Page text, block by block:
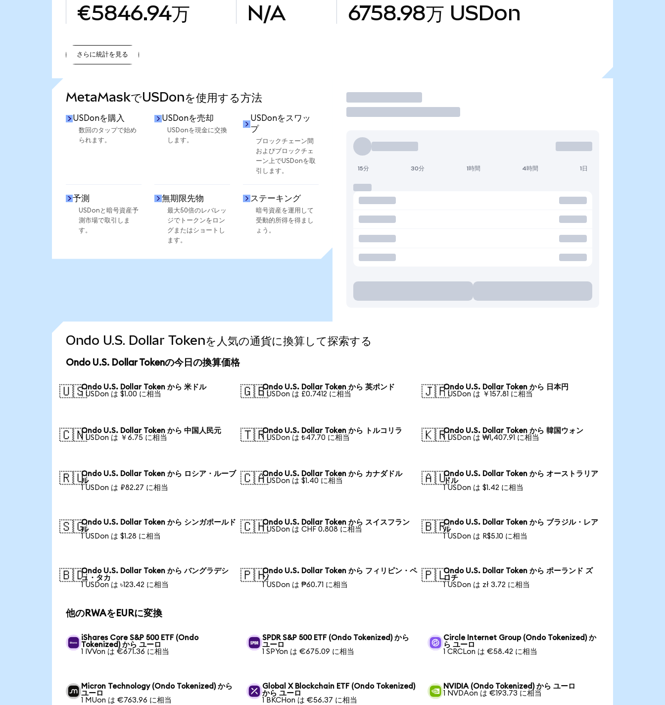
€5846.94万 N/A 6758.98万 USDon
さらに統計を見る
MetaMaskでUSDonを使用する方法
USDonを購入
数回のタップで始め
られます。
USDonを売却
USDonを現金に交換
します。
USDonをスワッ
プ
ブロックチェーン間
およびブロックチェ
ーン上でUSDonを取
引します。
予測
USDonと暗号資産予
測市場で取引しま
す。
無期限先物
最大50倍のレバレッ
ジでトークンをロン
グまたはショートし
ます。
ステーキング
暗号資産を運用して
受動的所得を得まし
ょう。
取引
15分 30分 1時間 4時間 1日
Ondo U.S. Dollar Tokenを人気の通貨に換算して探索する
Ondo U.S. Dollar Tokenの今日の換算価格
🇺🇸Ondo U.S. Dollar Token から 米ドル
1 USDon は $1.00 に相当
🇬🇧Ondo U.S. Dollar Token から 英ポンド
1 USDon は £0.7412 に相当
🇯🇵Ondo U.S. Dollar Token から 日本円
1 USDon は ￥157.81 に相当
🇨🇳Ondo U.S. Dollar Token から 中国人民元
1 USDon は ￥6.75 に相当
🇹🇷Ondo U.S. Dollar Token から トルコリラ
1 USDon は ₺47.70 に相当
🇰🇷Ondo U.S. Dollar Token から 韓国ウォン
1 USDon は ₩1,407.91 に相当
🇷🇺Ondo U.S. Dollar Token から ロシア・ルーブ
ル
1 USDon は ₽82.27 に相当
🇨🇦Ondo U.S. Dollar Token から カナダドル
1 USDon は $1.40 に相当
🇦🇺Ondo U.S. Dollar Token から オーストラリア
ドル
1 USDon は $1.42 に相当
🇸🇬Ondo U.S. Dollar Token から シンガポールド
ル
1 USDon は $1.28 に相当
🇨🇭Ondo U.S. Dollar Token から スイスフラン
1 USDon は CHF 0.808 に相当
🇧🇷Ondo U.S. Dollar Token から ブラジル・レア
ル
1 USDon は R$5.10 に相当
🇧🇩Ondo U.S. Dollar Token から バングラデシ
ュ・タカ
1 USDon は ৳123.42 に相当
🇵🇭Ondo U.S. Dollar Token から フィリピン・ペ
ソ
1 USDon は ₱60.71 に相当
🇵🇱Ondo U.S. Dollar Token から ポーランド ズ
ロチ
1 USDon は zł 3.72 に相当
他のRWAをEURに変換
iShares Core S&P 500 ETF (Ondo
Tokenized) から ユーロ
1 IVVon は €671.36 に相当
SPDR S&P 500 ETF (Ondo Tokenized) から
ユーロ
1 SPYon は €675.09 に相当
Circle Internet Group (Ondo Tokenized) か
ら ユーロ
1 CRCLon は €58.42 に相当
Micron Technology (Ondo Tokenized) から
ユーロ
1 MUon は €763.96 に相当
Global X Blockchain ETF (Ondo Tokenized)
から ユーロ
1 BKCHon は €56.37 に相当
NVIDIA (Ondo Tokenized) から ユーロ
1 NVDAon は €193.73 に相当